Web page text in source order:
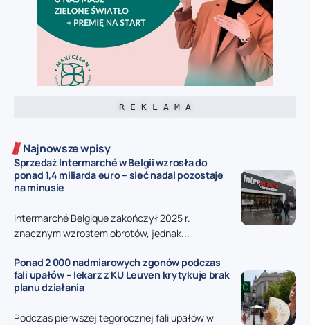
R E K L A M A
Najnowsze wpisy
Sprzedaż Intermarché w Belgii wzrosła do
ponad 1,4 miliarda euro – sieć nadal pozostaje
na minusie
Intermarché Belgique zakończył 2025 r.
znacznym wzrostem obrotów, jednak...
Ponad 2 000 nadmiarowych zgonów podczas
fali upałów – lekarz z KU Leuven krytykuje brak
planu działania
Podczas pierwszej tegorocznej fali upałów w